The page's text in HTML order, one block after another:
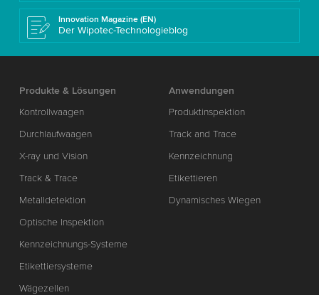
Innovation Magazine (EN)
Der Wipotec-Technologieblog
Produkte & Lösungen
Kontrollwaagen
Durchlaufwaagen
X-ray und Vision
Track & Trace
Metalldetektion
Optische Inspektion
Kennzeichnungs-Systeme
Etikettiersysteme
Wägezellen
Anwendungen
Produktinspektion
Track and Trace
Kennzeichnung
Etikettieren
Dynamisches Wiegen